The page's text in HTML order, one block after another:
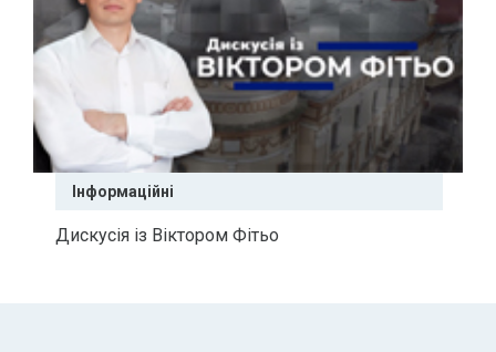
Інформаційні
Дискусія із Віктором Фітьо